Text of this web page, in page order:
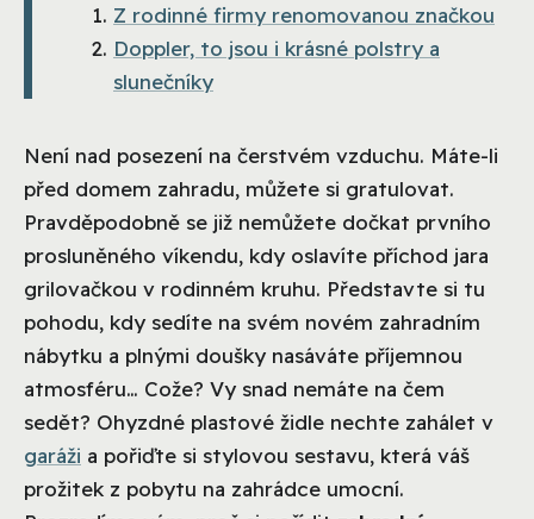
Z rodinné firmy renomovanou značkou
Doppler, to jsou i krásné polstry a
slunečníky
Není nad posezení na čerstvém vzduchu. Máte-li
před domem zahradu, můžete si gratulovat.
Pravděpodobně se již nemůžete dočkat prvního
prosluněného víkendu, kdy oslavíte příchod jara
grilovačkou v rodinném kruhu. Představte si tu
pohodu, kdy sedíte na svém novém zahradním
nábytku a plnými doušky nasáváte příjemnou
atmosféru… Cože? Vy snad nemáte na čem
sedět? Ohyzdné plastové židle nechte zahálet v
garáži a pořiďte si stylovou sestavu, která váš
prožitek z pobytu na zahrádce umocní.